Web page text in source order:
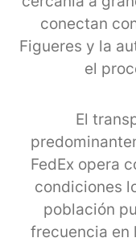
conectan
Figueres y la
el
El
FedEx opera
condiciones
población
frecuencia en